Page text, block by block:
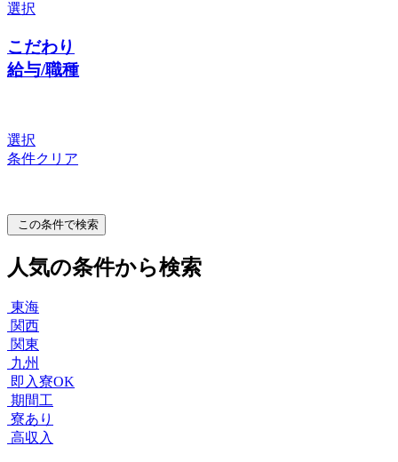
選択
こだわり
給与/職種
選択
条件クリア
この条件で検索
人気の条件から検索
東海
関西
関東
九州
即入寮OK
期間工
寮あり
高収入